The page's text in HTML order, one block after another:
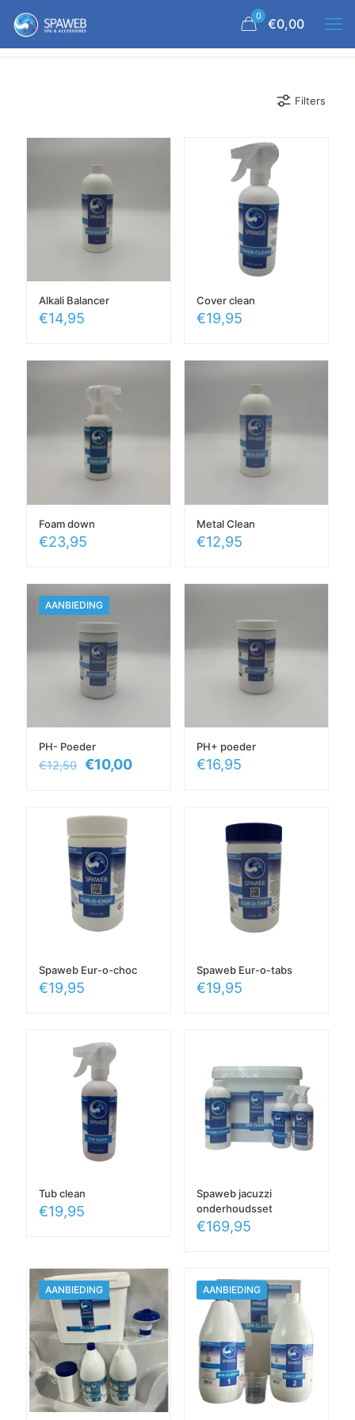
0 €0,00
Filters
Alkali Balancer
€14,95
Cover clean
€19,95
Foam down
€23,95
Metal Clean
€12,95
AANBIEDING
PH- Poeder
€12,50 Oorspronkelijke
€10,00Huidige
PH+ poeder
€16,95
Spaweb Eur-o-choc
€19,95
Spaweb Eur-o-tabs
€19,95
Tub clean
€19,95
Spaweb jacuzzi
onderhoudsset
€169,95
AANBIEDING AANBIEDING